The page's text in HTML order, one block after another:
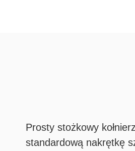
Prosty stożkowy
standardową nakrętkę